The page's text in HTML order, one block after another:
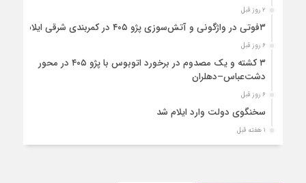
۲ روز قبل
۳فوتی در واژگونی و آتش‌سوزی پژو ۴۰۵ در کمربندی شرقی ایلام
۶ روز قبل
۳ کشته و یک مصدوم در برخورد اتوبوس با پژو ۴۰۵ در محور
دشت‌عباس–دهلران
۶ روز قبل
سخنگوی دولت وارد ایلام شد
۱ هفته قبل
استقرار ۷۱۴ دستگاه اتوبوس در پایانه برکت مهران برای بازگشت